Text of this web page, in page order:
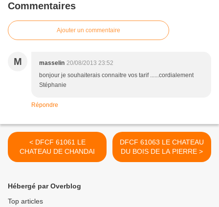
Commentaires
Ajouter un commentaire
M masselin 20/08/2013 23:52
bonjour je souhaiterais connaitre vos tarif ......cordialement
Stéphanie
Répondre
< DFCF 61061 LE
CHATEAU DE CHANDAI
DFCF 61063 LE CHATEAU
DU BOIS DE LA PIERRE >
Hébergé par Overblog
Top articles